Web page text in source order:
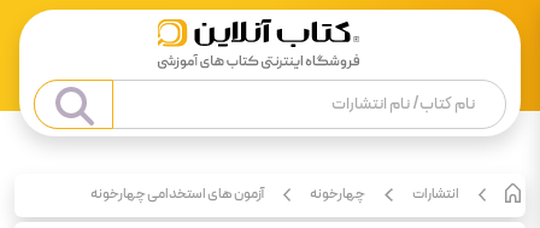
انتشارات چهارخونه آزمون های استخدامی چهارخونه